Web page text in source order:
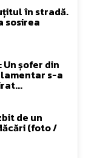
în stradă.
sosirea
Un șofer din
s-a
de un
(foto /